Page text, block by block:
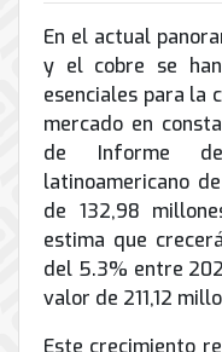
Soporte
de
Correo
Electrónico
Torres
Arriostradas
Equipos
para
videoconferencias
Renta
de
Servicio
de
Internet
y
UPS
Tierra
física
y
pararrayos
de
Computo
&
Almacenamiento
En el actual
y el cobre se
esenciales para la
mercado en
de Informe
latinoamericano
de 132,98
estima que
del 5.3% entre
valor de 211,12
Este crecimiento